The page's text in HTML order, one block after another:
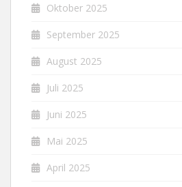
Oktober 2025
September 2025
August 2025
Juli 2025
Juni 2025
Mai 2025
April 2025